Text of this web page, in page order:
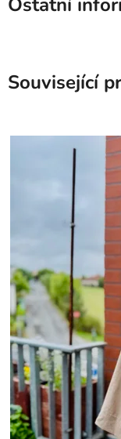
Související